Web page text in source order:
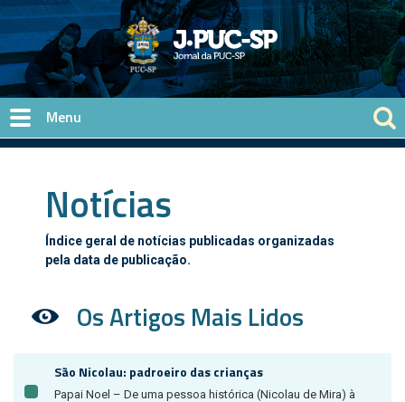
Pular para o conteúdo principal
Notícias
Índice geral de notícias publicadas organizadas
pela data de publicação.
Os Artigos Mais Lidos
São Nicolau: padroeiro das crianças
Papai Noel – De uma pessoa histórica (Nicolau de Mira) à